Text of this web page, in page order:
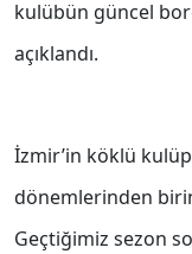
kulübün güncel
açıklandı.
İzmir’in köklü
dönemlerinden
Geçtiğimiz sezon